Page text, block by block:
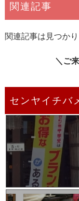
関連記事
関連記事は見つかり
＼ご
センヤイチバ